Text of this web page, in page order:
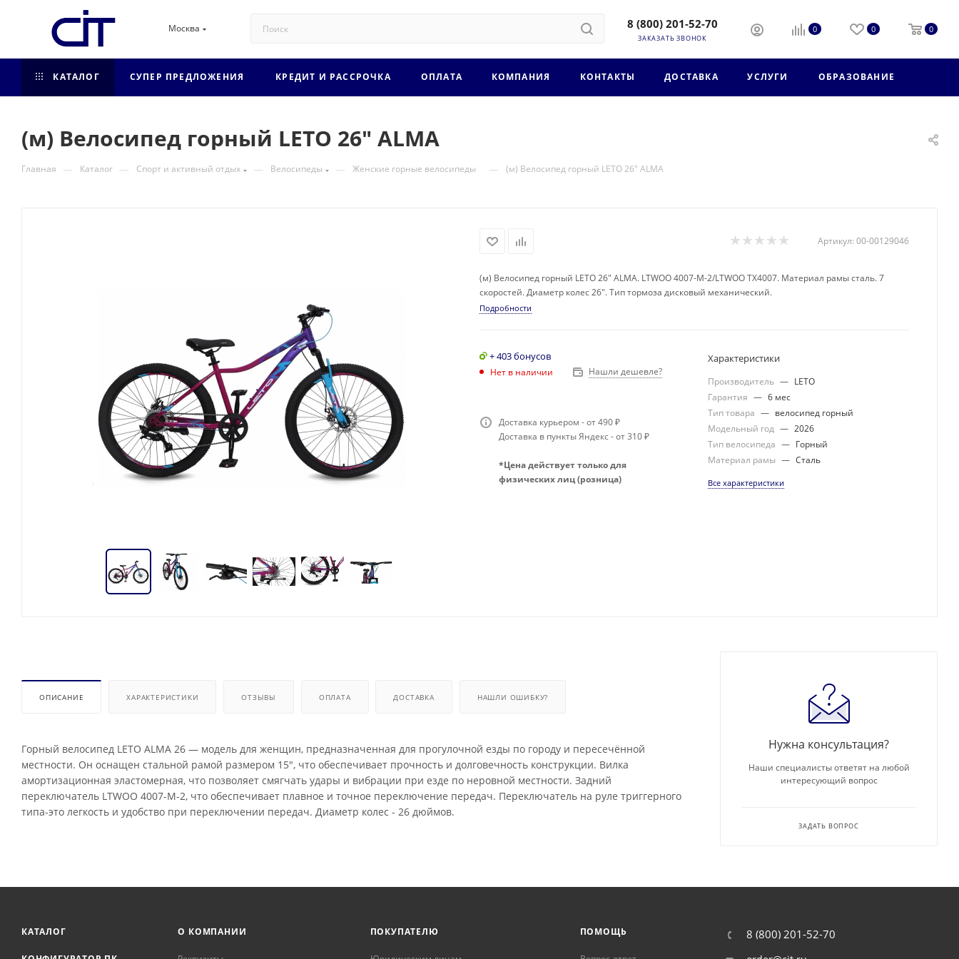
Москва 8 (800) 201-52-70
ЗАКАЗАТЬ ЗВОНОК
0 0 0
КАТАЛОГ СУПЕР ПРЕДЛОЖЕНИЯ КРЕДИТ И РАССРОЧКА ОПЛАТА КОМПАНИЯ КОНТАКТЫ ДОСТАВКА УСЛУГИ ОБРАЗОВАНИЕ
(м) Велосипед горный LETO 26" ALMA
Главная — Каталог — Спорт и активный отдых — Велосипеды — Женские горные велосипеды — (м) Велосипед горный LETO 26" ALMA
Артикул: 00-00129046
(м) Велосипед горный LETO 26" ALMA. LTWOO 4007-M-2/LTWOO TX4007. Материал рамы сталь. 7
скоростей. Диаметр колес 26". Тип тормоза дисковый механический.
Подробности
+ 403 бонусов
Нет в наличии Нашли дешевле?
Доставка курьером - от 490 ₽
Доставка в пункты Яндекс - от 310 ₽
*Цена действует только для
физических лиц (розница)
Характеристики
Производитель — LETO
Гарантия — 6 мес
Тип товара — велосипед горный
Модельный год — 2026
Тип велосипеда — Горный
Материал рамы — Сталь
Все характеристики
ОПИСАНИЕ ХАРАКТЕРИСТИКИ ОТЗЫВЫ ОПЛАТА ДОСТАВКА НАШЛИ ОШИБКУ?
Горный велосипед LETO ALMA 26 — модель для женщин, предназначенная для прогулочной езды по городу и пересечённой
местности. Он оснащен стальной рамой размером 15", что обеспечивает прочность и долговечность конструкции. Вилка
амортизационная эластомерная, что позволяет смягчать удары и вибрации при езде по неровной местности. Задний
переключатель LTWOO 4007-М-2, что обеспечивает плавное и точное переключение передач. Переключатель на руле триггерного
типа-это легкость и удобство при переключении передач. Диаметр колес - 26 дюймов.
Нужна консультация?
Наши специалисты ответят на любой
интересующий вопрос
ЗАДАТЬ ВОПРОС
КАТАЛОГ О КОМПАНИИ ПОКУПАТЕЛЮ ПОМОЩЬ 8 (800) 201-52-70